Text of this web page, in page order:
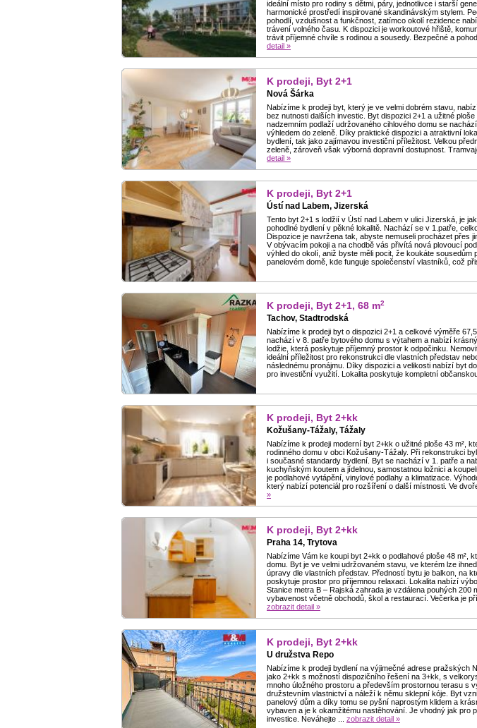
ideální místo pro rodiny s dětmi, páry, jednotlivce i starší
harmonické prostředí inspirované skandinávským stylem.
pohodlí, vzdušnost a funkčnost, zatímco okolí rezidence
trávení volného času. K dispozici je workoutové hřiště,
trávit příjemné chvíle s rodinou a sousedy. Bezpečné a
detail »
K prodeji, Byt 2+1
Nová Šárka
Nabízíme k prodeji byt, který je ve velmi dobrém stavu,
bez nutnosti dalších investic. Byt dispozici 2+1 a užitné ploše
nadzemním podlaží udržovaného cihlového domu se
výhledem do zeleně. Díky praktické dispozici a atraktivní
bydlení, tak jako zajímavou investiční příležitost. Velkou
zeleně, zároveň však výborná dopravní dostupnost.
detail »
K prodeji, Byt 2+1
Ústí nad Labem, Jizerská
Tento byt 2+1 s lodžií v Ústí nad Labem v ulici Jizerská, je
pohodlné bydlení v pěkné lokalitě. Nachází se v 1.patře,
Dispozice je navržena tak, abyste nemuseli procházet přes
V obývacím pokoji a na chodbě vás přivítá nová plovoucí
výhled do okolí, aniž byste měli pocit, že koukáte
panelovém domě, kde funguje společenství vlastníků, což
K prodeji, Byt 2+1, 68 m2
Tachov, Stadtrodská
Nabízíme k prodeji byt o dispozici 2+1 a celkové výměře
nachází v 8. patře bytového domu s výtahem a nabízí
lodžie, která poskytuje příjemný prostor k odpočinku.
ideální příležitost pro rekonstrukci dle vlastních představ
následnému pronájmu. Díky dispozici a velikosti nabízí byt
pro investiční využití. Lokalita poskytuje kompletní
K prodeji, Byt 2+kk
Kožušany-Tážaly, Tážaly
Nabízíme k prodeji moderní byt 2+kk o užitné ploše 43 m²,
rodinného domu v obci Kožušany-Tážaly. Při rekonstrukci
i současné standardy bydlení. Byt se nachází v 1. patře a
kuchyňským koutem a jídelnou, samostatnou ložnici a
je podlahové vytápění, vinylové podlahy a klimatizace.
který nabízí potenciál pro rozšíření o další místnosti. Ve
»
K prodeji, Byt 2+kk
Praha 14, Trytova
Nabízíme Vám ke koupi byt 2+kk o podlahové ploše 48 m²,
domu. Byt je ve velmi udržovaném stavu, ve kterém lze
úpravy dle vlastních představ. Předností bytu je balkon, na
poskytuje prostor pro příjemnou relaxaci. Lokalita nabízí
Stanice metra B – Rajská zahrada je vzdálena pouhých 200
vybavenost včetně obchodů, škol a restaurací. Večerka je
zobrazit detail »
K prodeji, Byt 2+kk
U družstva Repo
Nabízíme k prodeji bydlení na výjimečné adrese pražských
jako 2+kk s možností dispozičního řešení na 3+kk, s
mnoho úložného prostoru a především prostornou terasu s
družstevním vlastnictví a náleží k němu sklepní kóje. Byt
panelový dům a díky tomu se pyšní naprostým klidem a
vybaven a je k okamžitému nastěhování. Je vhodný jak pro
investice. Neváhejte ... zobrazit detail »